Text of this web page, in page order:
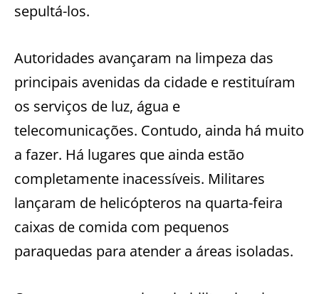
sepultá-los.
Autoridades avançaram na limpeza das
principais avenidas da cidade e restituíram
os serviços de luz, água e
telecomunicações. Contudo, ainda há muito
a fazer. Há lugares que ainda estão
completamente inacessíveis. Militares
lançaram de helicópteros na quarta-feira
caixas de comida com pequenos
paraquedas para atender a áreas isoladas.